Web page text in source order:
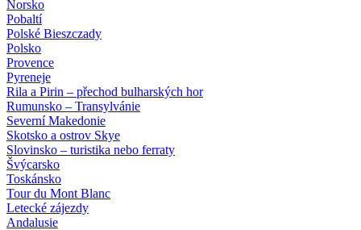
Norsko
Pobaltí
Polské Bieszczady
Polsko
Provence
Pyreneje
Rila a Pirin – přechod bulharských hor
Rumunsko – Transylvánie
Severní Makedonie
Skotsko a ostrov Skye
Slovinsko – turistika nebo ferraty
Švýcarsko
Toskánsko
Tour du Mont Blanc
Letecké zájezdy
Andalusie